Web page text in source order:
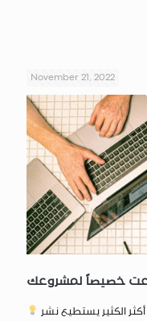
November 21, 2022
خصيصاً لمشروعك